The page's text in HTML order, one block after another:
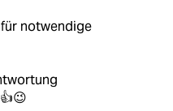
notwendige